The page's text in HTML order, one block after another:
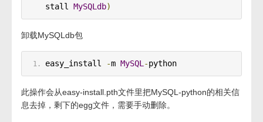
stall MySQLdb)
卸载MySQLdb包
easy_install -m MySQL -python
此操作会从easy-install.pth文件里把MySQL-python的相关信
息去掉，剩下的egg文件，需要手动删除。